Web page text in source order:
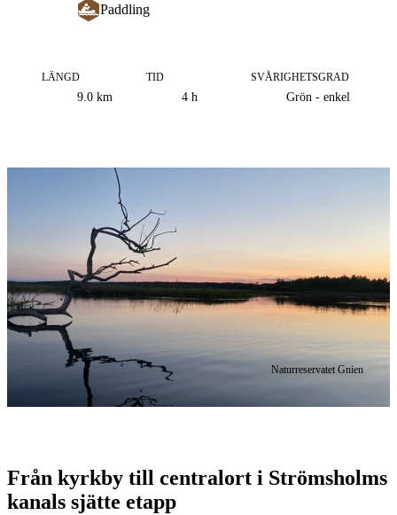
Paddling
Information
LÄNGD
9.0km
TID
4 h
SVÅRIGHETSGRAD
Grön - enkel
Bildspel
Naturreservatet Gnien
Från kyrkby till centralort i Strömsholms
kanals sjätte etapp